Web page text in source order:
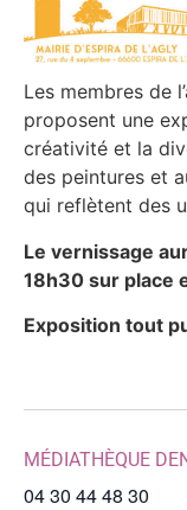
Les membres de
proposent une
créativité et la
des peintures et
qui reflètent des
Le vernissage
18h30 sur place
Exposition tout
MÉDIATHÈQUE
04 30 44 48 30